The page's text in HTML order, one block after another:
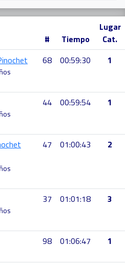
# Tiempo
Lugar
Cat.
68 00:59:30 1
44 00:59:54 1
47 01:00:43 2
37 01:01:18 3
98 01:06:47 1